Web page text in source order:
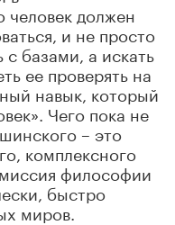
должен
и не просто
с базами, а искать
ее проверять на
навык, который
Чего пока не
– это
комплексного
философии
быстро
миров.